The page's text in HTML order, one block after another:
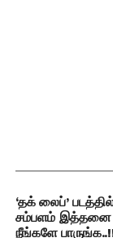
‘தக் லைப்’
சம்பளம் இத்தனை
நீங்களே